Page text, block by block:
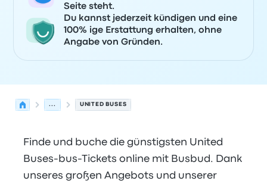
Seite steht.
Du kannst jederzeit kündigen und eine
100% ige Erstattung erhalten, ohne
Angabe von Gründen.
... UNITED BUSES
Finde und buche die günstigsten United
Buses-bus-Tickets online mit Busbud. Dank
unseres großen Angebots und unserer